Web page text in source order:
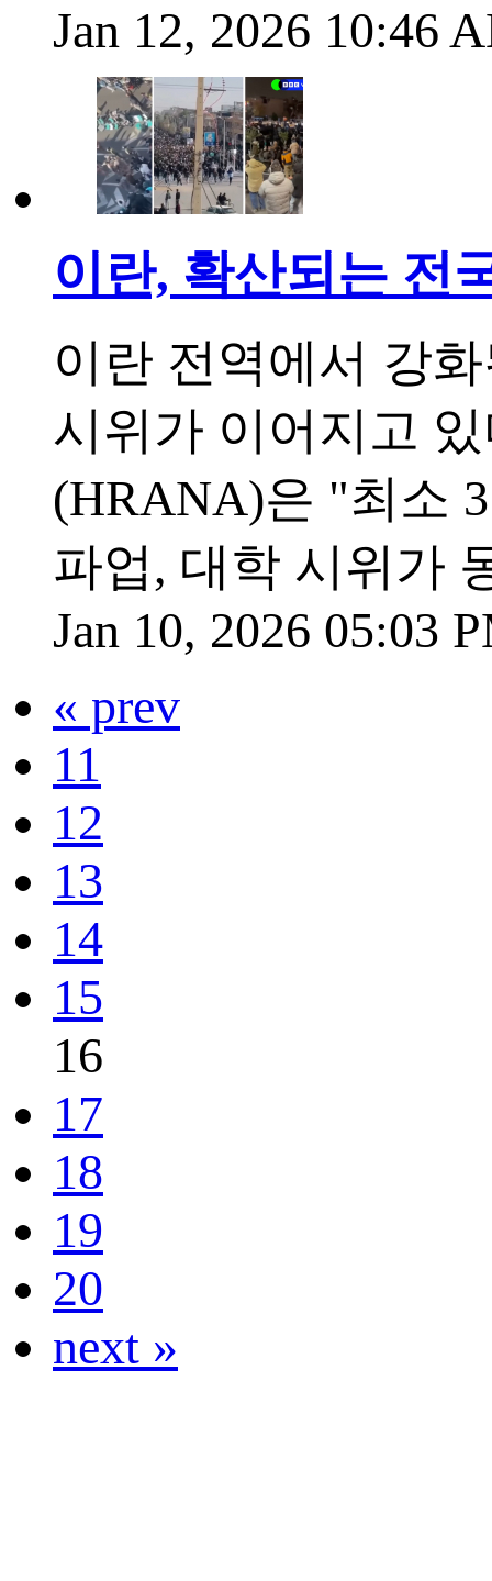
Jan 12, 2026 10:46
이란, 확산되는 전
이란 전역에서 강
시위가 이어지고
(HRANA)은 "최소
파업, 대학 시위가
Jan 10, 2026 05:03
« prev
11
12
13
14
15
16
17
18
19
20
next »